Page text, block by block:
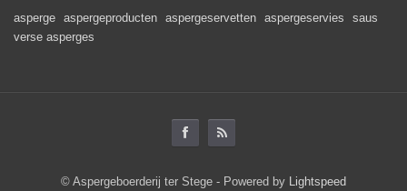
asperge aspergeproducten aspergeservetten aspergeservies
saus
verse asperges
© Aspergeboerderij ter Stege - Powered by Lightspeed